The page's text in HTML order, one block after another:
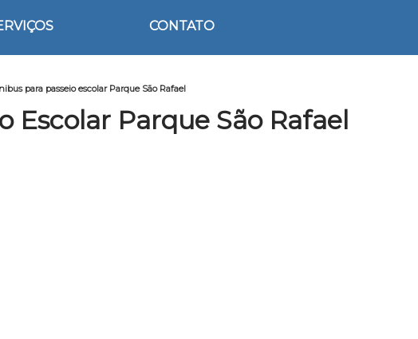
CONTATO
para passeio escolar Parque São Rafael
Parque São Rafael